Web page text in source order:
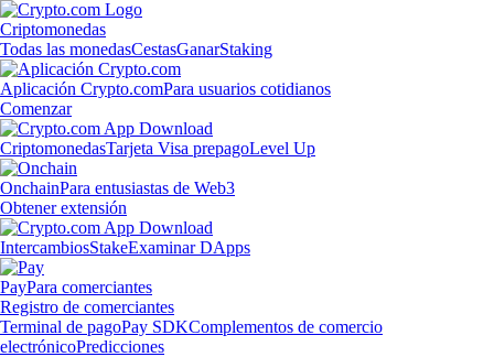
Criptomonedas
Todas las monedasCestasGanarStaking
Aplicación Crypto.comPara usuarios cotidianos
Comenzar
CriptomonedasTarjeta Visa prepagoLevel Up
OnchainPara entusiastas de Web3
Obtener extensión
IntercambiosStakeExaminar DApps
PayPara comerciantes
Registro de comerciantes
Terminal de pagoPay SDKComplementos de comercio
electrónicoPredicciones